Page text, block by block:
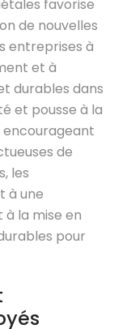
favorise
de nouvelles
entreprises à
et à
durables dans
et pousse à la
encourageant
de
les
à une
la mise en
pour